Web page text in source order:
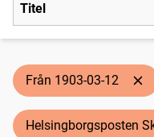
Titel
Från 1903-03-12
Helsingborgsposten